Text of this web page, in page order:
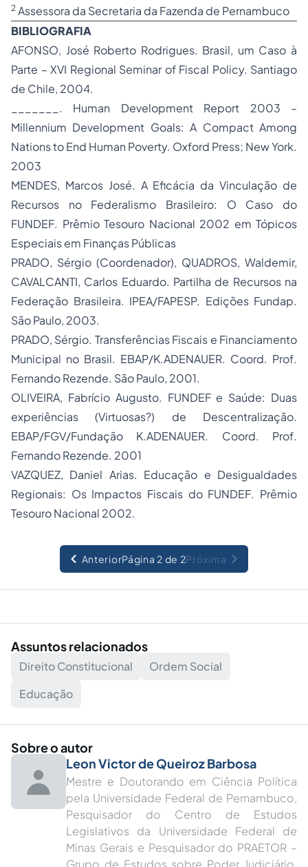
2 Assessora da Secretaria da Fazenda de Pernambuco
BIBLIOGRAFIA
AFONSO, José Roberto Rodrigues. Brasil, um Caso à
Parte – XVI Regional Seminar of Fiscal Policy. Santiago
de Chile, 2004.
_______. Human Development Report 2003 –
Millennium Development Goals: A Compact Among
Nations to End Human Poverty. Oxford Press; New York.
2003
MENDES, Marcos José. A Eficácia da Vinculação de
Recursos no Federalismo Brasileiro: O Caso do
FUNDEF. Prêmio Tesouro Nacional 2002 em Tópicos
Especiais em Finanças Públicas
PRADO, Sérgio (Coordenador), QUADROS, Waldemir,
CAVALCANTI, Carlos Eduardo. Partilha de Recursos na
Federação Brasileira. IPEA/FAPESP. Edições Fundap.
São Paulo, 2003.
PRADO, Sérgio. Transferências Fiscais e Financiamento
Municipal no Brasil. EBAP/K.ADENAUER. Coord. Prof.
Fernando Rezende. São Paulo, 2001.
OLIVEIRA, Fabrício Augusto. FUNDEF e Saúde: Duas
experiências (Virtuosas?) de Descentralização.
EBAP/FGV/Fundação K.ADENAUER. Coord. Prof.
Fernando Rezende. 2001
VAZQUEZ, Daniel Arias. Educação e Desigualdades
Regionais: Os Impactos Fiscais do FUNDEF. Prêmio
Tesouro Nacional 2002.
AnteriorPágina 2 de 2Próxima
Assuntos relacionados
Direito Constitucional
Ordem Social
Educação
Sobre o autor
Leon Victor de Queiroz Barbosa
Mestre e Doutorando em Ciência Política
pela Universidade Federal de Pernambuco,
Pesquisador do Centro de Estudos
Legislativos da Universidade Federal de
Minas Gerais e Pesquisador do PRAETOR –